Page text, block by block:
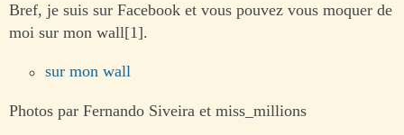
Bref, je suis sur Facebook et vous pouvez vous moquer de
moi sur mon wall[1].
sur mon wall
Photos par Fernando Siveira et miss_millions